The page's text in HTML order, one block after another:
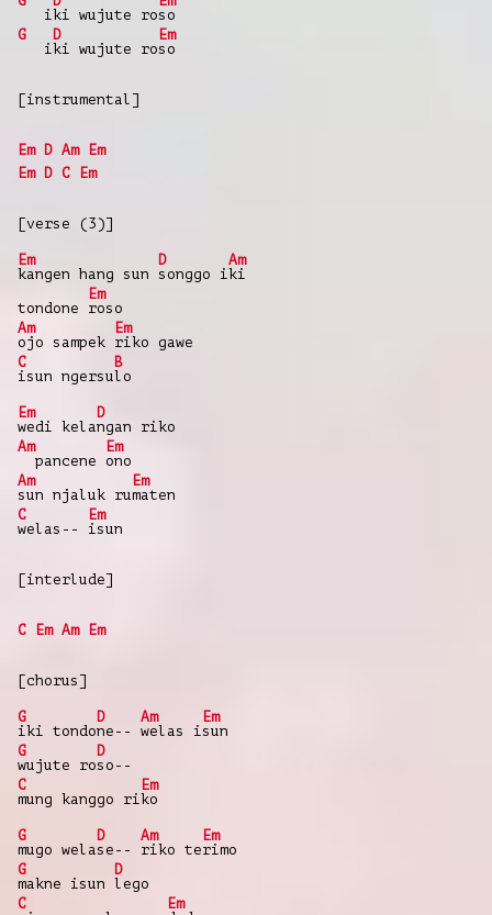
i ki wujute roso
G
i
D
ki wujute ro
Em
so
[instrumental]
Em D Am
Em
Em D C Em
[verse (3)]
Em
kangen hang sun
D
songgo i
Am
ki
tondone
Em
roso
Am
ojo sampek
Em
riko gawe
C
isun ngersu
B
lo
Em
wedi kela
D
ngan riko
Am
pancene
Em
ono
Am
sun njaluk ru
Em
maten
C
welas--
Em
isun
[interlude]
C Em Am Em
[chorus]
G
iki tondo
D
ne--
Am
welas i
Em
sun
G
wujute ro
D
so--
C
mung kanggo ri
Em
ko
G
mugo wela
D
se--
Am
riko te
Em
rimo
G
makne isun
D
lego
C
Em